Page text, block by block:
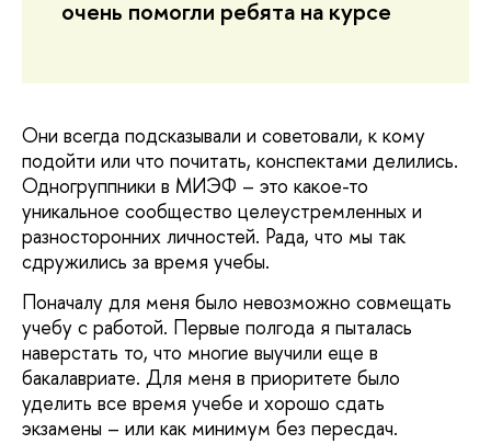
очень помогли ребята на курсе
Они всегда подсказывали и советовали, к кому
подойти или что почитать, конспектами делились.
Одногруппники в МИЭФ – это какое-то
уникальное сообщество целеустремленных и
разносторонних личностей. Рада, что мы так
сдружились за время учебы.
Поначалу для меня было невозможно совмещать
учебу с работой. Первые полгода я пыталась
наверстать то, что многие выучили еще в
бакалавриате. Для меня в приоритете было
уделить все время учебе и хорошо сдать
экзамены – или как минимум без пересдач.